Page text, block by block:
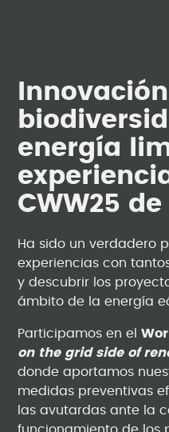
energía
CWW25
Ha sido un verdadero
experiencias con
y descubrir los
ámbito de la energía
Participamos en el
on the grid side of
donde aportamos
medidas preventivas
las avutardas ante la